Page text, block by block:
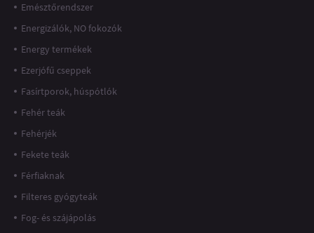
Emésztőrendszer
Energizálók, NO fokozók
Energy termékek
Ezerjófű cseppek
Fasírtporok, húspótlók
Fehér teák
Fehérjék
Fekete teák
Férfiaknak
Filteres gyógyteák
Fog- és szájápolás